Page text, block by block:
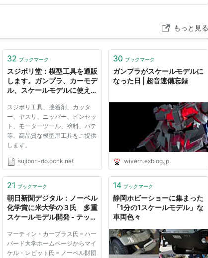
もっと見る
32 ブックマーク
スジボリ堂：模型工具を通販
します。ガンプラ、カーモデ
ル、スケールモデルに使えま
スジボリ工具、接着剤、カッタ
ー、ヤスリ、ニッパー、ピンセッ
ト、モーターツール、塗料、パテ
等、高品質な模型用工具をご提供
します。
sujibori-do.ocnk.net
30 ブックマーク
ガンプラがスケールモデルに
なった日 | 超音速備忘録
wivern.exblog.jp
21 ブックマーク
朝日新聞デジタル：ノーベル
化学賞に米大学の３氏 多重
スケールモデル開発 - テック
マーティン・カープラス氏＝ハー
バード大学ホームページからマイ
ケル・レビット氏＝ノーベル財団
14 ブックマーク
静岡ホビーショーに集まった
「1分の1スケールモデル」な
車両色々